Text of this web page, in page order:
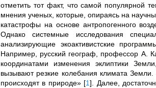
отметить тот факт, что самой популярной
мнения ученых, которые, опираясь на
катастрофы на основе антропогенного
Однако системные исследования
анализирующие экоактивистские
Например, русский географ, профессор А.
координатами изменения эклиптики
вызывают резкие колебания климата
происходят в природе» [1] . Далее,